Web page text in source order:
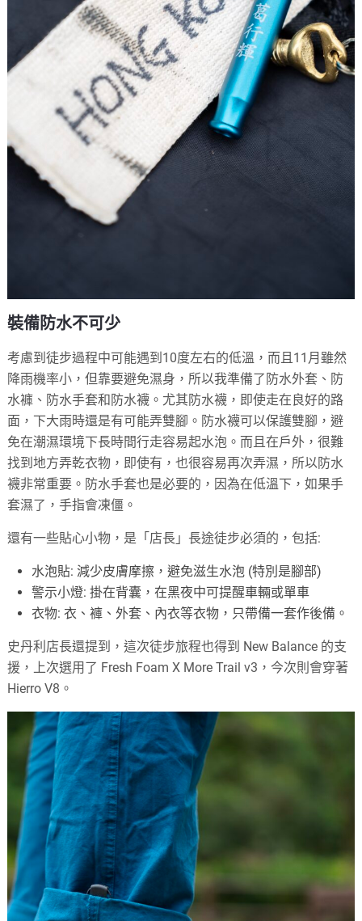
裝備防水不可少
考慮到徒步過程中可能遇到10度左右的低溫，而且11月雖然
降雨機率小，但靠要避免濕身，所以我準備了防水外套、防
水褲、防水手套和防水襪。尤其防水襪，即使走在良好的路
面，下大雨時還是有可能弄雙腳。防水襪可以保護雙腳，避
免在潮濕環境下長時間行走容易起水泡。而且在戶外，很難
找到地方弄乾衣物，即使有，也很容易再次弄濕，所以防水
襪非常重要。防水手套也是必要的，因為在低溫下，如果手
套濕了，手指會凍僵。
還有一些貼心小物，是「店長」長途徒步必須的，包括:
水泡貼: 減少皮膚摩擦，避免滋生水泡 (特別是腳部)
警示小燈: 掛在背囊，在黑夜中可提醒車輛或單車
衣物: 衣、褲、外套、內衣等衣物，只帶備一套作後備。
史丹利店長還提到，這次徒步旅程也得到 New Balance 的支
援，上次選用了 Fresh Foam X More Trail v3，今次則會穿著
Hierro V8。